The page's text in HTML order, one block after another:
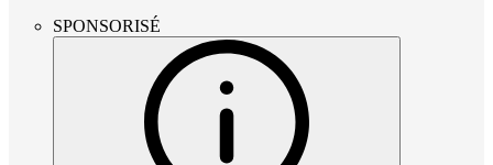
SPONSORISÉ